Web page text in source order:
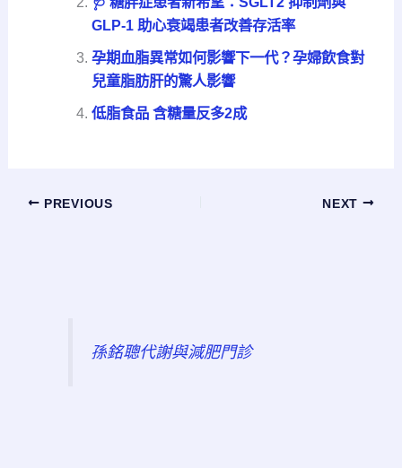
GLP-1 助心衰竭患者改善存活率
孕期血脂異常如何影響下一代？孕婦飲食對
兒童脂肪肝的驚人影響
低脂食品 含糖量反多2成
PREVIOUS NEXT
孫銘聰代謝與減肥門診